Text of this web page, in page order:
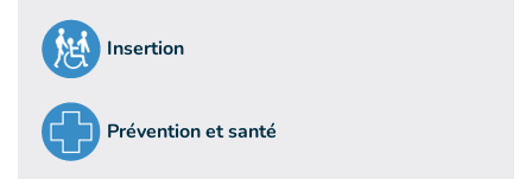
Insertion
Prévention et santé